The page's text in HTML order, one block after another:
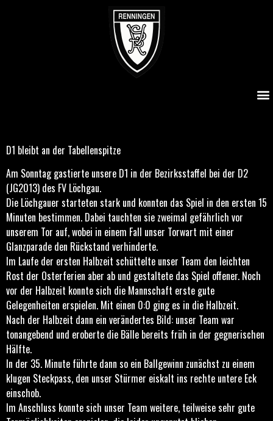
D1 bleibt an der Tabellenspitze
Am Sonntag gastierte unsere D1 in der Bezirksstaffel bei der D2
(JG2013) des FV Löchgau.
Die Löchgauer starteten stark und konnten das Spiel in den ersten 15
Minuten bestimmen. Dabei tauchten sie zweimal gefährlich vor
unserem Tor auf, wobei in einem Fall unser Torwart mit einer
Glanzparade den Rückstand verhinderte.
Im Laufe der ersten Halbzeit schüttelte unser Team den leichten
Rost der Osterferien aber ab und gestaltete das Spiel offener. Noch
vor der Halbzeit konnte sich die Mannschaft erste gute
Gelegenheiten erspielen. Mit einen 0:0 ging es in die Halbzeit.
Nach der Halbzeit dann ein verändertes Bild: unser Team war
tonangebend und eroberte die Bälle bereits früh in der gegnerischen
Hälfte.
In der 35. Minute führte dann so ein Ballgewinn zunächst zu einem
klugen Steckpass, den unser Stürmer eiskalt ins rechte untere Eck
einschob.
Im Anschluss konnte sich unser Team weitere, teilweise sehr gute